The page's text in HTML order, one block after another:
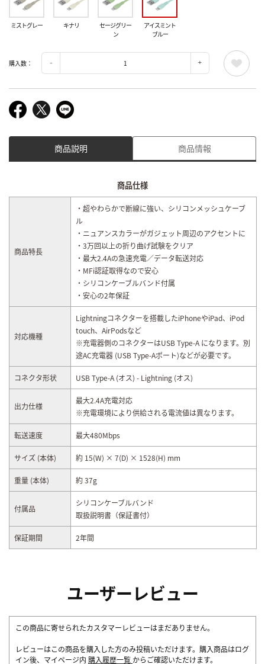
ミストグレー キナリ
セージグリー
ン
アイスミント
ブルー
購入数：
商品説明 商品情報
商品仕様
商品特長
・超やわらかで断線に強い、シリコンメッシュケーブ
ル
・ニュアンスカラーがガジェット周辺のアクセントに
・3万回以上の折り曲げ試験をクリア
・最大2.4Aの急速充電／データ転送対応
・MFi認証取得なので安心
・シリコンケーブルバンド付属
・安心の2年保証
対応機種
Lightningコネクターを搭載したiPhoneやiPad、iPod
touch、AirPodsなど
※充電器側のコネクターはUSB Type-A になります。別
途AC充電器 (USB Type-Aポート)などが必要です。
コネクタ形状 USB Type-A (オス) - Lightning (オス)
出力仕様
最大2.4A充電対応
※充電環境により供給される電流値は異なります。
転送速度 最大480Mbps
サイズ (本体) 約 15(W) × 7(D) × 1528(H) mm
重量 (本体) 約 37g
付属品
シリコンケーブルバンド
取扱説明書（保証書付）
保証期間 2年間
ユーザーレビュー
この商品に寄せられたカスタマーレビューはまだありません。
レビューはこの商品を購入した方のみ投稿いただけます。購入商品はログ
イン後、マイページ内 購入履歴一覧 からご確認いただけます。